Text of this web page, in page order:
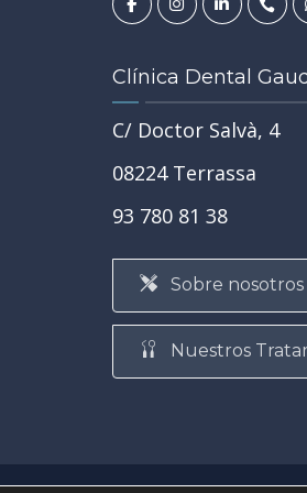
Clínica Dental
C/ Doctor Salvà, 4
08224 Terrassa
93 780 81 38
Sobre nosotros
Nuestros
JUL
REHABILITACIÓN ORAL
TRATAMIENTOS
TU SALUD GENERAL Y
la más grave
tratarlas